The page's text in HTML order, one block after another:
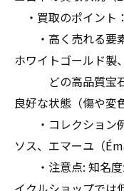
・買取のポイント：
・高く売れる要素
ホワイトゴールド製
どの高品質宝石
良好な状態（傷や変
・コレクション例
ソス、エマーユ（
・注意点: 知名度